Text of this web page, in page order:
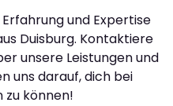
und Expertise
Duisburg. Kontaktiere
unsere Leistungen und
uns darauf, dich bei
zu können!